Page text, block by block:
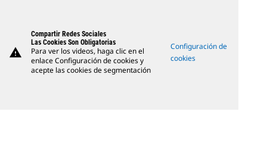
warning
Compartir Redes Sociales
Las Cookies Son Obligatorias
Para ver los videos, haga clic en el
enlace Configuración de cookies y
acepte las cookies de segmentación
Configuración de
cookies